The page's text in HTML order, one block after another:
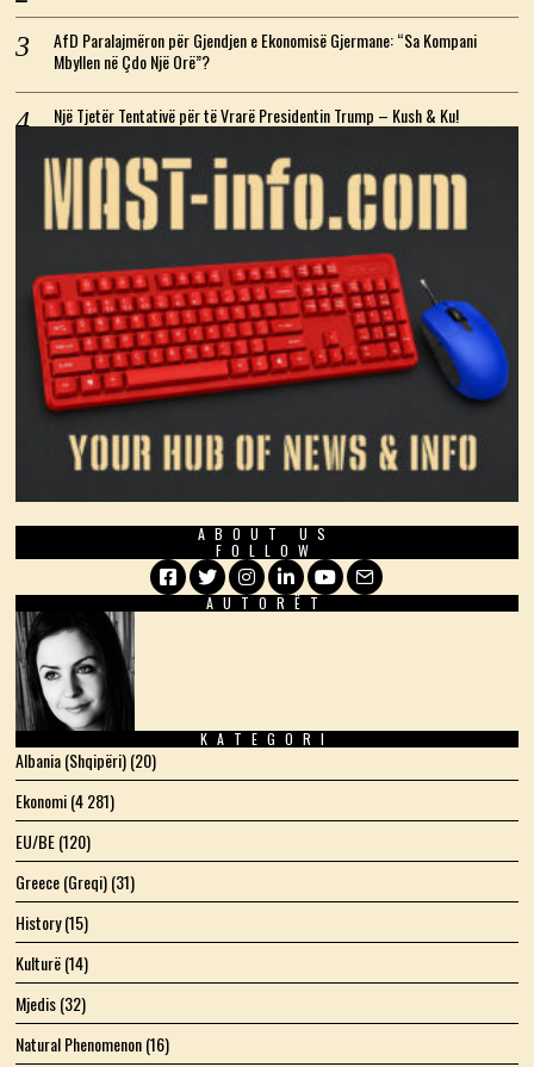
AfD Paralajmëron për Gjendjen e Ekonomisë Gjermane: “Sa Kompani
Mbyllen në Çdo Një Orë”?
Një Tjetër Tentativë për të Vrarë Presidentin Trump – Kush & Ku!
ABOUT US
FOLLOW
Facebook
TwitterInstagram
LinkedIn
YouTube
Email
AUTORËT
KATEGORI
Albania (Shqipëri)(20)
Ekonomi(4 281)
EU/BE(120)
Greece (Greqi)(31)
History(15)
Kulturë(14)
Mjedis(32)
Natural Phenomenon(16)